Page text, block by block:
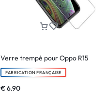
Verre trempé pour Oppo R15
FABRICATION FRANÇAISE
€6.90